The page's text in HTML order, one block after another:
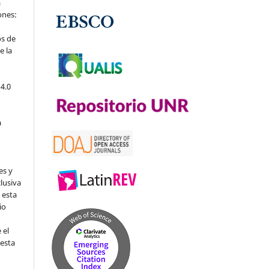
de
la
y
el